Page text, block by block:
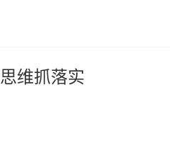
维抓落实